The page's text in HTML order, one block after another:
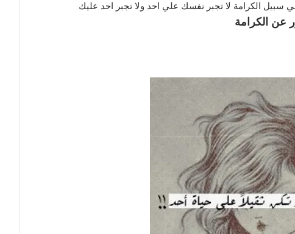
سبيل الكرامة لا تجبر نفسك علي احد ولا تجبر احد عليك
عن الكرامة